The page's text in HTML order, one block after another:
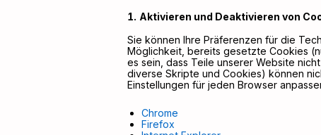
Aktivieren und Deaktivieren von
Sie können Ihre Präferenzen für die
Möglichkeit, bereits gesetzte Cookies
es sein, dass Teile unserer Website
diverse Skripte und Cookies) können
Einstellungen für jeden Browser
Chrome
Firefox